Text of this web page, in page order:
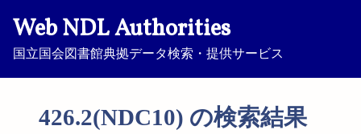
Web NDL Authorities
国立国会図書館典拠データ検索・提供サービス
426.2(NDC10) の検索結果